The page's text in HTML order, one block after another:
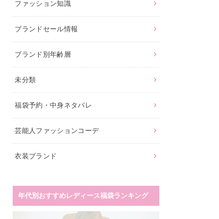
ファッション知識
ブランドセール情報
ブランド別年齢層
未分類
福袋予約・中身ネタバレ
芸能人ファッションコーデ
衣装ブランド
年代別おすすめレディース福袋ランキング